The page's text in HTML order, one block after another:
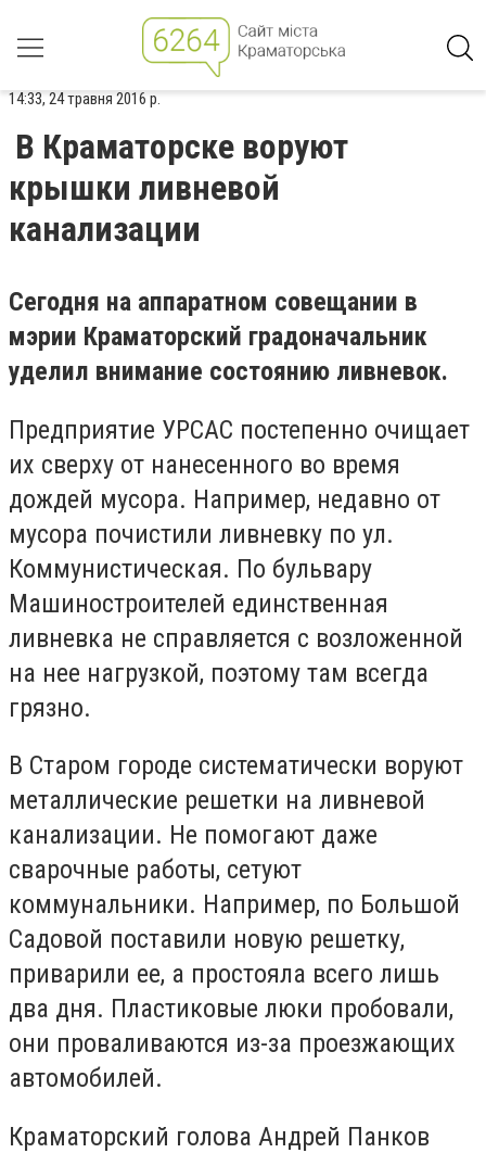
14:33, 24 травня 2016 р.
В Краматорске воруют
крышки ливневой
канализации
Сегодня на аппаратном совещании в
мэрии Краматорский градоначальник
уделил внимание состоянию ливневок.
Предприятие УРСАС постепенно очищает
их сверху от нанесенного во время
дождей мусора. Например, недавно от
мусора почистили ливневку по ул.
Коммунистическая. По бульвару
Машиностроителей единственная
ливневка не справляется с возложенной
на нее нагрузкой, поэтому там всегда
грязно.
В Старом городе систематически воруют
металлические решетки на ливневой
канализации. Не помогают даже
сварочные работы, сетуют
коммунальники. Например, по Большой
Садовой поставили новую решетку,
приварили ее, а простояла всего лишь
два дня. Пластиковые люки пробовали,
они проваливаются из-за проезжающих
автомобилей.
Краматорский голова Андрей Панков